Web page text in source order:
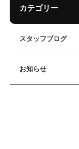
カテゴリー
スタッフブログ
お知らせ